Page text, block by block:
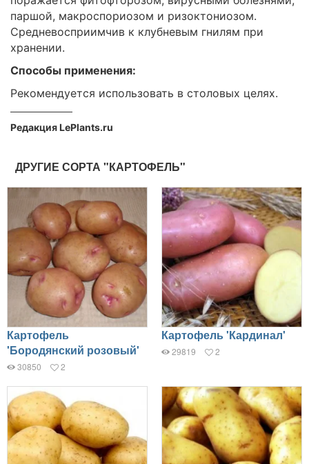
паршой, макроспориозом и ризоктониозом.
Средневосприимчив к клубневым гнилям при
хранении.
Способы применения:
Рекомендуется использовать в столовых целях.
Редакция LePlants.ru
ДРУГИЕ СОРТА "КАРТОФЕЛЬ"
Картофель
'Бородянский розовый'
30850 2
Картофель 'Кардинал'
29819 2